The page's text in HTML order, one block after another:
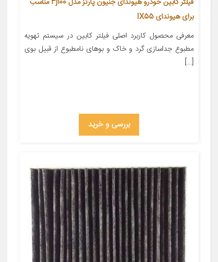
برای هیوندای IX55
معرفی محصول کاربرد اصلی فیلتر کابین در سیستم تهویه
مطبوع جداسازی گرد و خاک و بوهای نامطبوع از قبیل بوی
[…]
بررسی و خرید